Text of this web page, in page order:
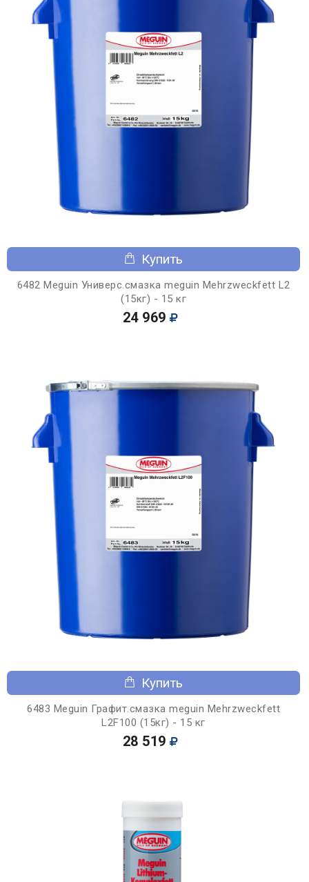
Купить
6482 Meguin Универс.смазка meguin Mehrzweckfett L2
(15кг) - 15 кг
24 969
Купить
6483 Meguin Графит.смазка meguin Mehrzweckfett
L2F100 (15кг) - 15 кг
28 519